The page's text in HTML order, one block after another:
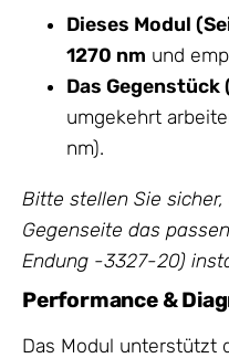
Dieses Modul
1270 nm und
Das Gegenstück
umgekehrt
nm).
Bitte stellen Sie
Gegenseite das
Endung -3327-20)
Performance &
Das Modul unterstützt